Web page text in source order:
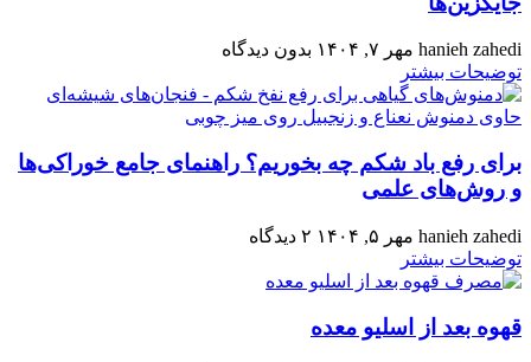
hanieh zahedi مهر ۷, ۱۴۰۴
بدون دیدگاه
توضیحات بیشتر
برای رفع باد شکم چه بخوریم؟ راهنمای جامع خوراکی‌ها
و روش‌های علمی
hanieh zahedi مهر ۵, ۱۴۰۴
۲ دیدگاه
توضیحات بیشتر
قهوه بعد از اسلیو معده